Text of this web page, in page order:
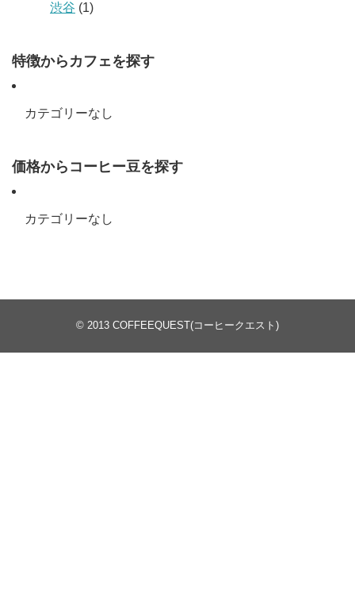
渋谷 (1)
特徴からカフェを探す
カテゴリーなし
価格からコーヒー豆を探す
カテゴリーなし
© 2013 COFFEEQUEST(コーヒークエスト)